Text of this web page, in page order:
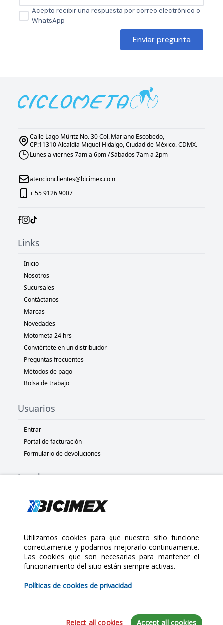
$130.00
Acepto recibir una respuesta por correo electrónico o
WhatsApp
Enviar pregunta
Calle Lago Müritz No. 30 Col. Mariano Escobedo,
CP:11310 Alcaldía Miguel Hidalgo, Ciudad de México. CDMX.
Lunes a viernes 7am a 6pm / Sábados 7am a 2pm
atencionclientes@bicimex.com
+ 55 9126 9007
Links
Inicio
Nosotros
Sucursales
Contáctanos
Marcas
Novedades
Motometa 24 hrs
Conviértete en un distribuidor
Preguntas frecuentes
Métodos de pago
Bolsa de trabajo
Usuarios
Entrar
Portal de facturación
Formulario de devoluciones
Legal
Políticas de privacidad
Políticas de devolución
Copyright 2025 Bicimex®. All rights reserved. Today is Jueves,
Agosto 6, 2026
Utilizamos cookies para que nuestro sitio funcione
correctamente y podamos mejorarlo continuamente.
Las cookies que son necesarias para mantener el
funcionamiento del sitio están siempre activas.
Políticas de cookies de privacidad
Reject all cookies Accept all cookies